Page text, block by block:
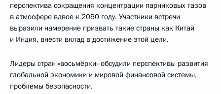
перспектива сокращения концентрации парниковых газов
в атмосфере вдвое к 2050 году. Участники встречи
выразили намерение призвать такие страны как Китай
и Индия, внести вклад в достижение этой цели.
Лидеры стран «восьмёрки» обсудили перспективы развития
глобальной экономики и мировой финансовой системы,
проблемы безопасности.